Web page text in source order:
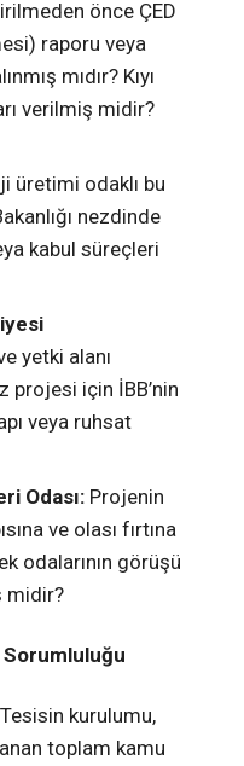
önce ÇED
raporu veya
mıdır? Kıyı
verilmiş midir?
üretimi odaklı bu
nezdinde
kabul süreçleri
yetki alanı
projesi için İBB’nin
veya ruhsat
Odası: Projenin
ve olası fırtına
odalarının görüşü
midir?
Tesisin kurulumu,
toplam kamu